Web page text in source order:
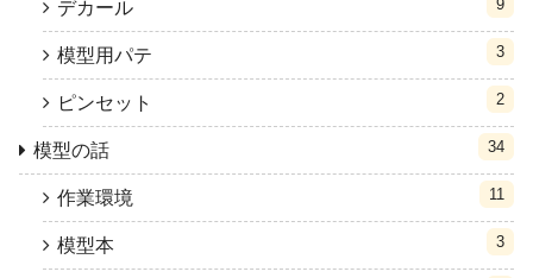
デカール 9
模型用パテ 3
ピンセット 2
模型の話 34
作業環境 11
模型本 3